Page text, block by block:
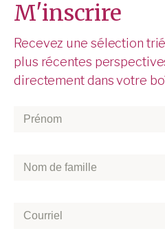
M'inscrire
Recevez une sélection
plus récentes
directement dans votre
Prénom*
Nom
Courriel*